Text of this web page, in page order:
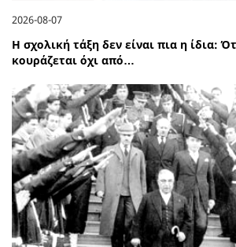
2026-08-07
Η σχολική τάξη δεν είναι πια η ίδια:
κουράζεται όχι από…